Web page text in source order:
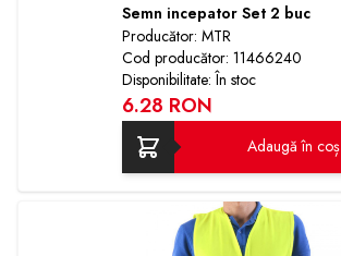
Semn incepator Set 2 buc
Producător: MTR
Cod producător: 11466240
Disponibilitate: În stoc
6.28 RON
Adaugă în coș